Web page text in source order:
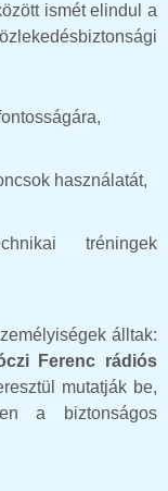
ismét elindul a
használatát,
tréningek
álltak:
Ferenc rádiós
mutatják be,
a biztonságos